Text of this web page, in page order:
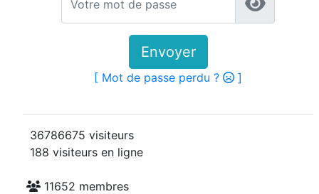
Envoyer
[ Mot de passe perdu ? ]
36786675 visiteurs
188 visiteurs en ligne
11652 membres